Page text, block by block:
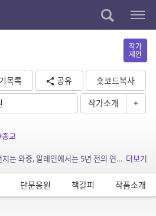
작가
제안
목록 공유
숏코드복사
작가소개 +
교
소개: 불가사의한 괴물병이 번지는 와중, 알레인에서는 5년 전의 연쇄 살인이 재발한다. 더보기
단문응원 책갈피 작품소개